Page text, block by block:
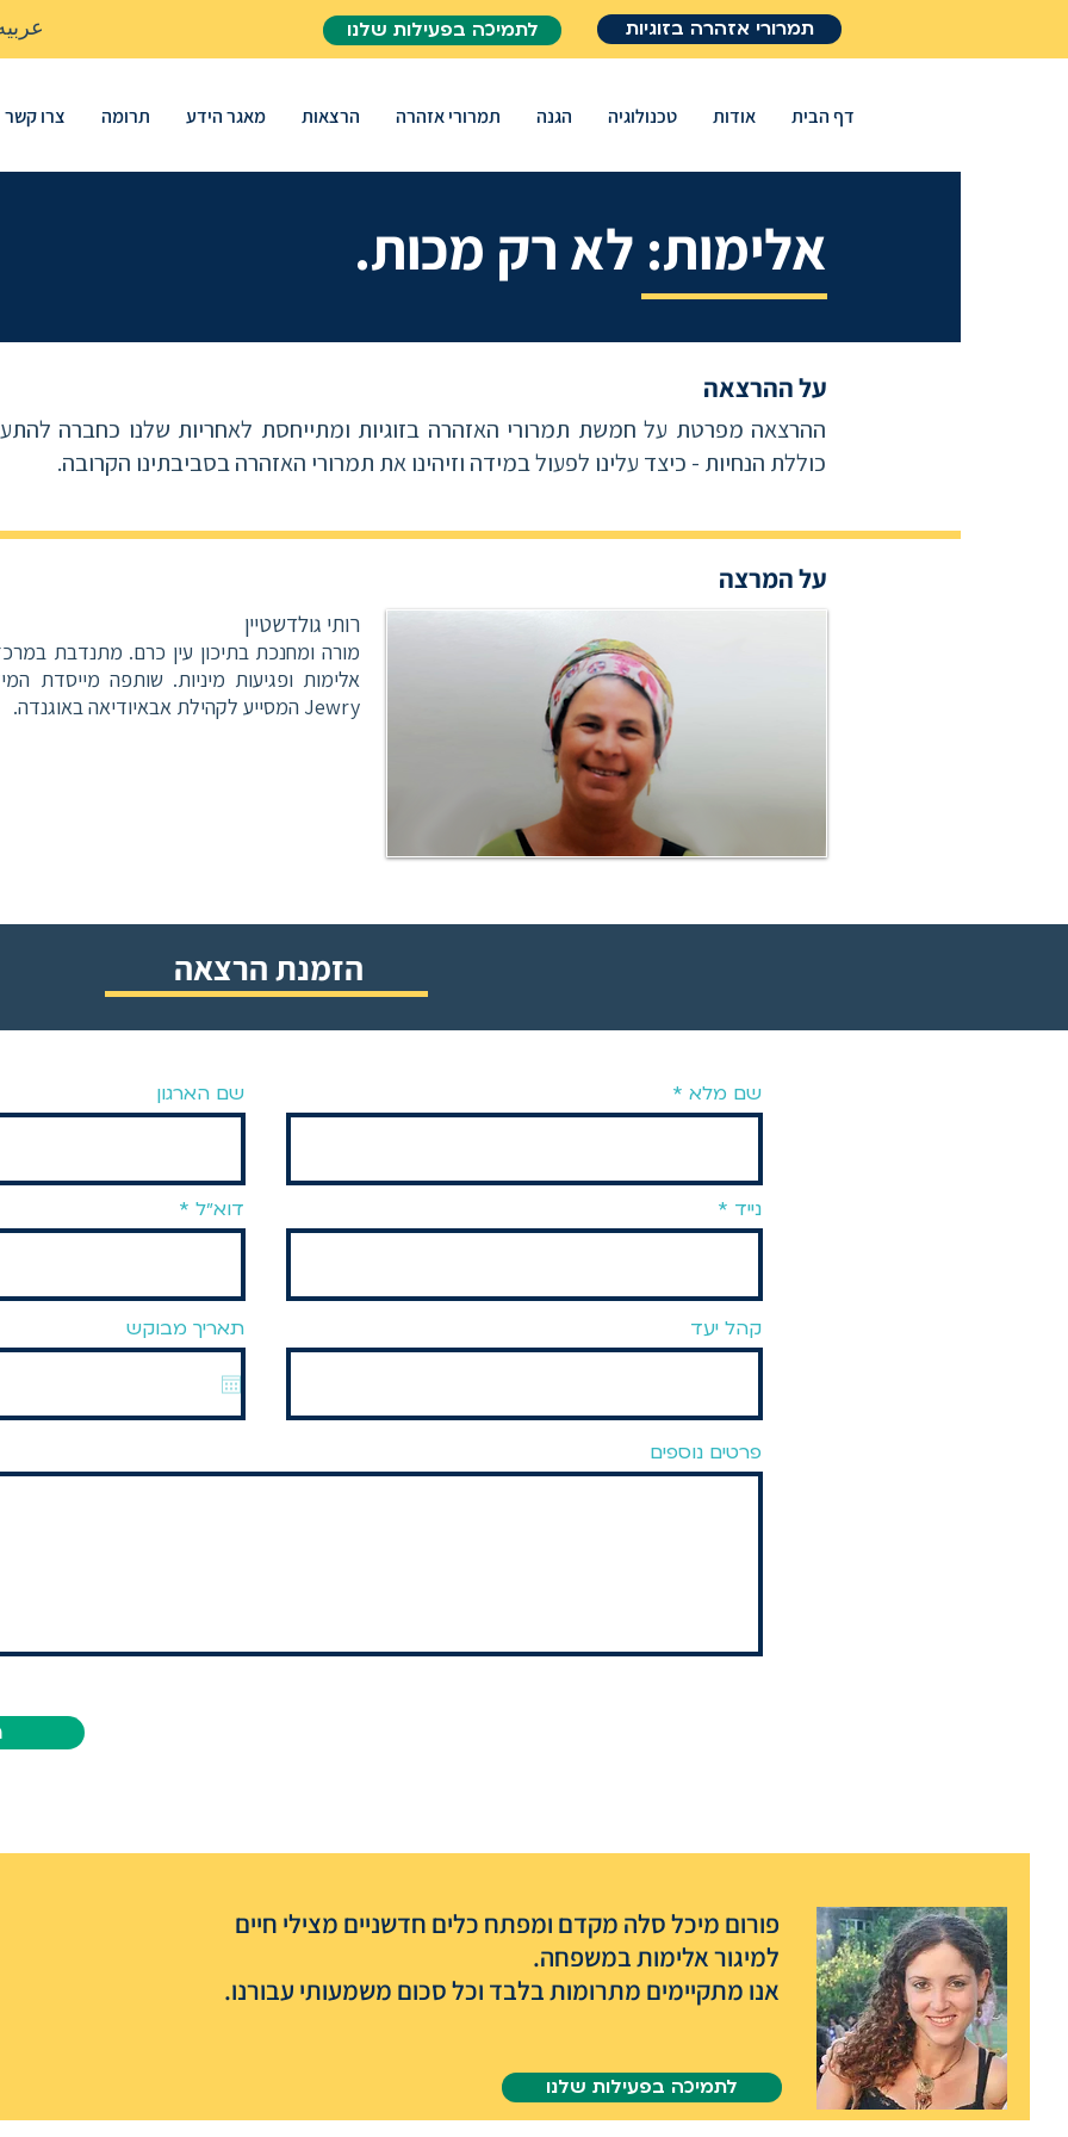
תמרורי אזהרה בזוגיות לתמיכה בפעילות שלנו
דף הבית אודות טכנולוגיה הגנה תמרורי אזהרה הרצאות מאגר הידע תרומה צרו קשר
אלימות: לא רק מכות.
על ההרצאה
ההרצאה מפרטת על חמשת תמרורי האזהרה בזוגיות ומתייחסת לאחריות שלנו כחברה
כוללת הנחיות - כיצד עלינו לפעול במידה וזיהינו את תמרורי האזהרה בסביבתינו הקרובה.
על המרצה
רותי גולדשטיין
מורה ומחנכת בתיכון עין כרם. מתנדבת
Jewry המסייע לקהילת אבאיודיאה באוגנדה.
הזמנת הרצאה
שם מלא שם הארגון
נייד דוא״ל
קהל יעד תאריך מבוקש
פרטים נוספים
פורום מיכל סלה מקדם ומפתח כלים חדשניים מצילי חיים
למיגור אלימות במשפחה.
אנו מתקיימים מתרומות בלבד וכל סכום משמעותי עבורנו.
לתמיכה בפעילות שלנו